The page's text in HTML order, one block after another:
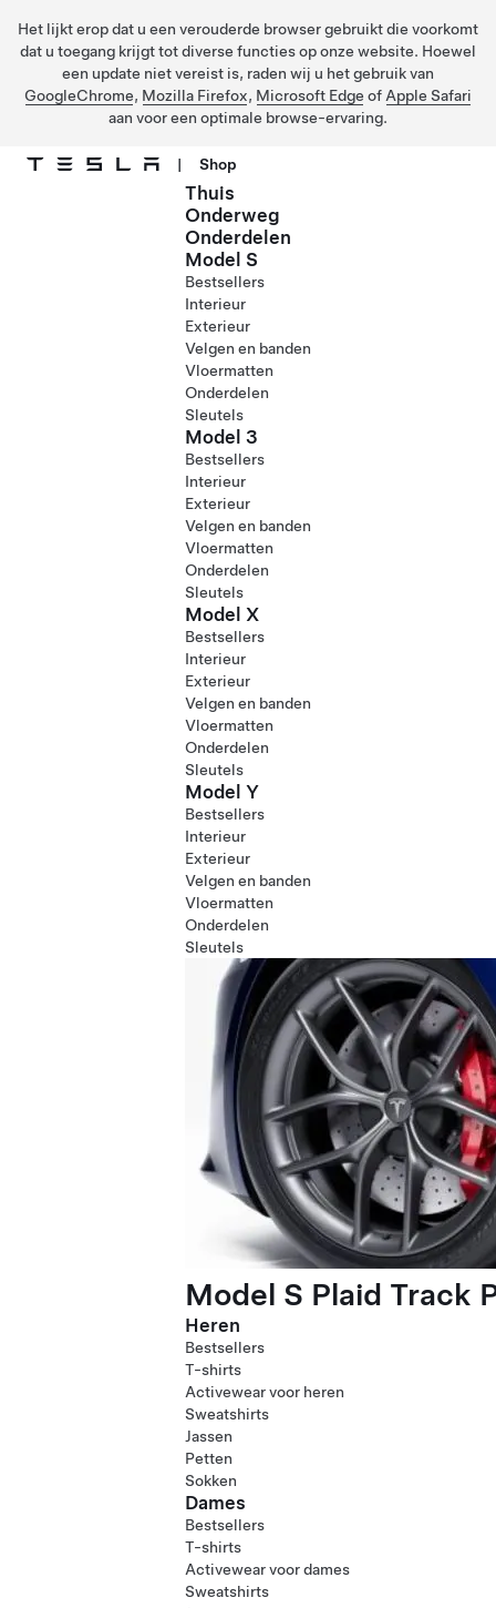
Het lijkt erop dat u een verouderde browser gebruikt die voorkomt
dat u toegang krijgt tot diverse functies op onze website. Hoewel
een update niet vereist is, raden wij u het gebruik van
GoogleChrome, Mozilla Firefox, Microsoft Edge of Apple Safari
aan voor een optimale browse-ervaring.
| Shop
Thuis
Onderweg
Onderdelen
Model S
Bestsellers
Interieur
Exterieur
Velgen en banden
Vloermatten
Onderdelen
Sleutels
Model 3
Bestsellers
Interieur
Exterieur
Velgen en banden
Vloermatten
Onderdelen
Sleutels
Model X
Bestsellers
Interieur
Exterieur
Velgen en banden
Vloermatten
Onderdelen
Sleutels
Model Y
Bestsellers
Interieur
Exterieur
Velgen en banden
Vloermatten
Onderdelen
Sleutels
Model S Plaid Track
Heren
Bestsellers
T-shirts
Activewear voor heren
Sweatshirts
Jassen
Petten
Sokken
Dames
Bestsellers
T-shirts
Activewear voor dames
Sweatshirts